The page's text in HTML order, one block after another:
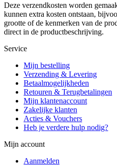
Deze verzendkosten worden
kunnen extra kosten ontstaan,
grootte of de kenmerken van de
direct in de productbeschrijving.
Service
Mijn bestelling
Verzending & Levering
Betaalmogelijkheden
Retouren & Terugbetalingen
Mijn klantenaccount
Zakelijke klanten
Acties & Vouchers
Heb je verdere hulp nodig?
Mijn account
Aanmelden